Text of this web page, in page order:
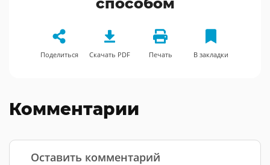
Поделиться Скачать PDF Печать В закладки
Комментарии
Оставить комментарий